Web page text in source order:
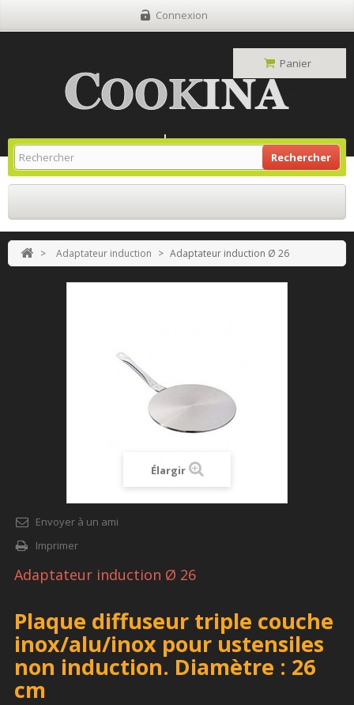
Connexion
Rechercher
Panier
Site Grill Gaz Retour À L'accueil
> Adaptateur induction > Adaptateur induction Ø 26
Élargir
Envoyer à un ami
Imprimer
Adaptateur induction Ø 26
Plaque diffuseur triple couche
inox/alu/inox pour ustensiles
non induction. Diamètre : 26
cm